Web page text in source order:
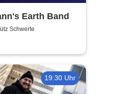
Earth Band
Schwerte
19:30 Uhr